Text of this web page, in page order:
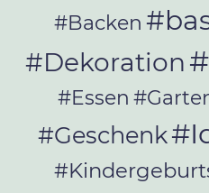
#Backen
#Dekoration
#Essen
#Geschenk